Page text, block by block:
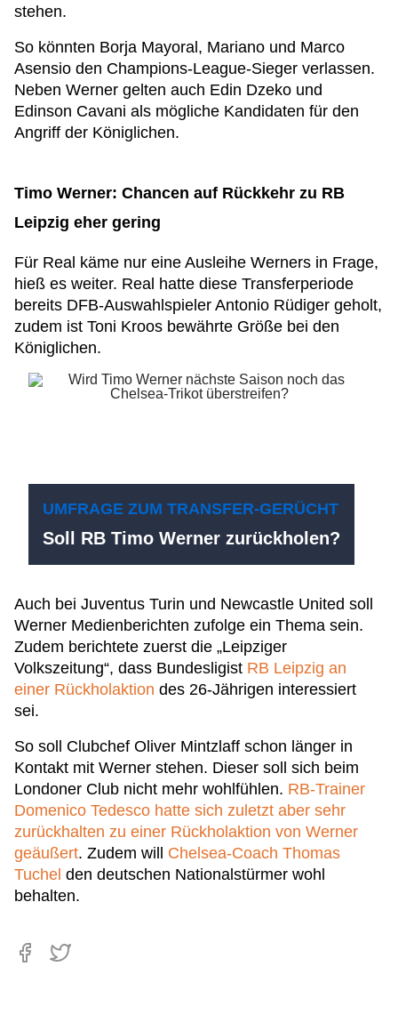
stehen.
So könnten Borja Mayoral, Mariano und Marco
Asensio den Champions-League-Sieger verlassen.
Neben Werner gelten auch Edin Dzeko und
Edinson Cavani als mögliche Kandidaten für den
Angriff der Königlichen.
Timo Werner: Chancen auf Rückkehr zu RB
Leipzig eher gering
Für Real käme nur eine Ausleihe Werners in Frage,
hieß es weiter. Real hatte diese Transferperiode
bereits DFB-Auswahlspieler Antonio Rüdiger geholt,
zudem ist Toni Kroos bewährte Größe bei den
Königlichen.
UMFRAGE ZUM TRANSFER-GERÜCHT
Soll RB Timo Werner zurückholen?
Auch bei Juventus Turin und Newcastle United soll
Werner Medienberichten zufolge ein Thema sein.
Zudem berichtete zuerst die „Leipziger
Volkszeitung“, dass Bundesligist RB Leipzig an
einer Rückholaktion des 26-Jährigen interessiert
sei.
So soll Clubchef Oliver Mintzlaff schon länger in
Kontakt mit Werner stehen. Dieser soll sich beim
Londoner Club nicht mehr wohlfühlen. RB-Trainer
Domenico Tedesco hatte sich zuletzt aber sehr
zurückhalten zu einer Rückholaktion von Werner
geäußert. Zudem will Chelsea-Coach Thomas
Tuchel den deutschen Nationalstürmer wohl
behalten.